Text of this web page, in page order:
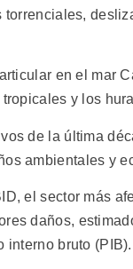
en el mar
y los
de la última
ambientales y
el sector más
daños,
interno bruto (PIB).